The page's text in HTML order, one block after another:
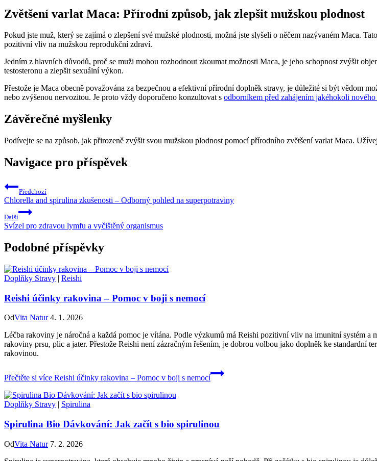
Zvětšení varlat Maca: Přírodní způsob, jak zlepšit mužskou plodnost
Pokud jste muž, který se zajímá o zlepšení své mužské plodnosti, možná jste slyšeli o něčem nazývaném Maca.
pozitivní vliv na mužskou reprodukční zdraví.
Jedním z hlavních důvodů, proč se muži mohou rozhodnout zkoumat možnosti Maca, je jeho schopnost zvýšit
testosteronu a zlepšit sexuální výkon.
Přestože je Maca obecně považována za bezpečnou a efektivní přírodní doplněk stravy, je důležité si být vědom
nebo zvýšenou nervozitou. Je proto vždy doporučeno konzultovat s odborníkem před zahájením jakéhokoli
Závěrečné myšlenky
Podívejte se na způsob, jak přirozeně zvýšit svou mužskou plodnost pomocí přírodního zvětšení varlat Maca.
Navigace pro příspěvek
Předchozí
Chlorella and spirulina zkušenosti – Odborný pohled na superpotraviny
Další
Svízel pro zdravou lymfu a vyčištěný organismus
Podobné příspěvky
Doplňky Stravy | Reishi
Reishi účinky rakovina – Pomoc v boji s nemocí
OdVita Natur 4. 1. 2026
Léčba rakoviny je náročná a každá pomoc je vítána. Podle výzkumů má Reishi pozitivní vliv na imunitní systém
rakoviny prsu, plic a jater. Přestože Reishi není zázračným řešením, je dobrou volbou jako doplněk ke standardní
rakovinou.
Přečtěte si více Reishi účinky rakovina – Pomoc v boji s nemocí
Doplňky Stravy | Spirulina
Spirulina Bio Dávkování: Jak začít s bio spirulinou
OdVita Natur 7. 2. 2026